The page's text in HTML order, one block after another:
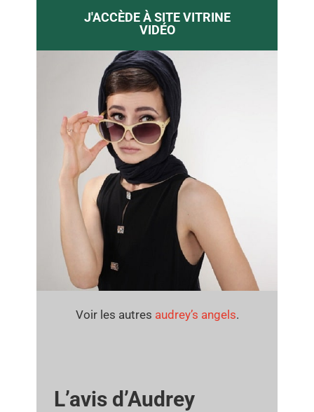
J'ACCÈDE À SITE VITRINE
VIDÉO
Voir les autres audrey’s angels.
L’avis d’Audrey